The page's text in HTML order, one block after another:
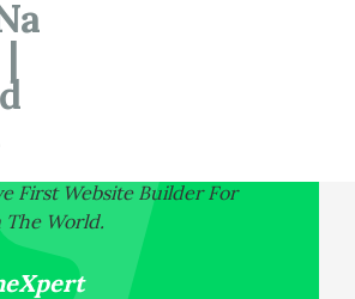
First Website Builder For
The World.